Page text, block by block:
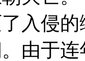
入侵
由于